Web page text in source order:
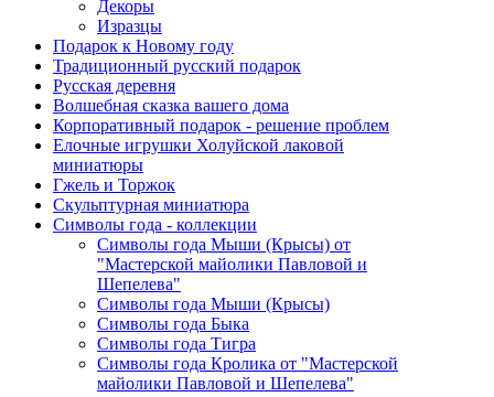
Декоры
Изразцы
Подарок к Новому году
Традиционный русский подарок
Русская деревня
Волшебная сказка вашего дома
Корпоративный подарок - решение проблем
Елочные игрушки Холуйской лаковой
миниатюры
Гжель и Торжок
Скульптурная миниатюра
Символы года - коллекции
Символы года Мыши (Крысы) от
"Мастерской майолики Павловой и
Шепелева"
Символы года Мыши (Крысы)
Символы года Быка
Символы года Тигра
Символы года Кролика от "Мастерской
майолики Павловой и Шепелева"